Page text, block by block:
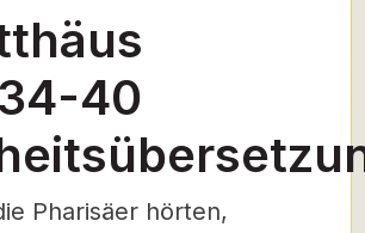
40
Pharisäer hörten,